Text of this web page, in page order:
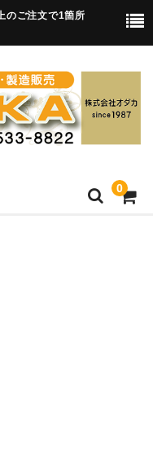
のご注文で1箇所
0